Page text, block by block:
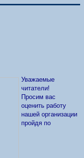
Уважаемые
читатели!
Просим вас
оценить работу
нашей организации
пройдя по